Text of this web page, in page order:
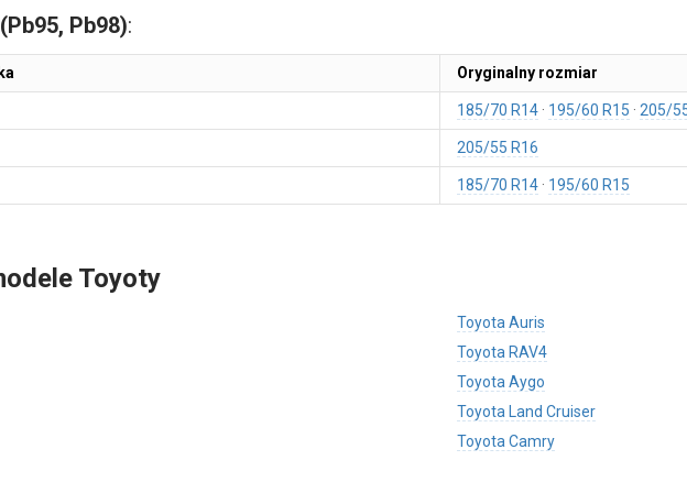
Pb98):
Oryginalny rozmiar
185/70 R14 195/60 R15 205/
205/55 R16
185/70 R14 195/60 R15
Toyoty
Toyota Auris
Toyota RAV4
Toyota Aygo
Toyota Land Cruiser
Toyota Camry